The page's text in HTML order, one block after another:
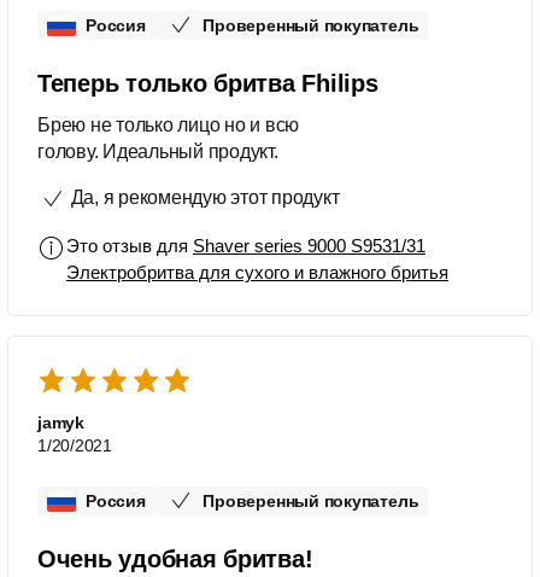
Россия Проверенный покупатель
Теперь только бритва Fhilips
Брею не только лицо но и всю
голову. Идеальный продукт.
Да, я рекомендую этот продукт
Это отзыв для Shaver series 9000 S9531/31
Электробритва для сухого и влажного бритья
jamyk
1/20/2021
Россия Проверенный покупатель
Очень удобная бритва!